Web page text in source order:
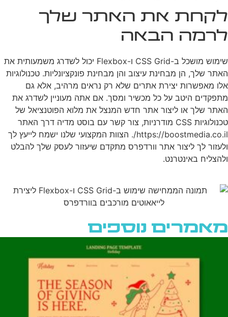
לקחת את האתר שלך
לרמה הבאה
שימוש מושכל ב-CSS Grid ו-Flexbox יכול לשדרג משמעותית את
האתר שלך, הן מבחינת עיצוב והן מבחינת פונקציונליות. טכנולוגיות
אלו מאפשרות יצירת אתרים שלא רק נראים מרהיב, אלא גם
מתפקדים היטב על כל מכשיר ומסך. אם אתה מעוניין לשדרג את
האתר שלך או ליצור אתר חדש המנצל את מלוא הפוטנציאל של
טכנולוגיות CSS מודרניות, צור קשר עם בוסט מדיה דרך האתר
https://boostmedia.co.il/. הצוות המקצועי שלנו ישמח לייעץ לך
ולעזור לך ליצור אתר וורדפרס מתקדם שיעזור לעסק שלך להבלט
ולהצליח באינטרנט.
מאמרים נוספים